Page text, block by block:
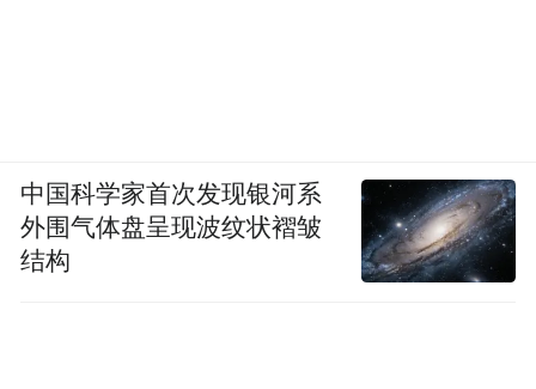
中国科学家首次发现银河系
外围气体盘呈现波纹状褶皱
结构